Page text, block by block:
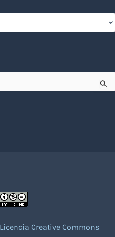
Licencia Creative Commons